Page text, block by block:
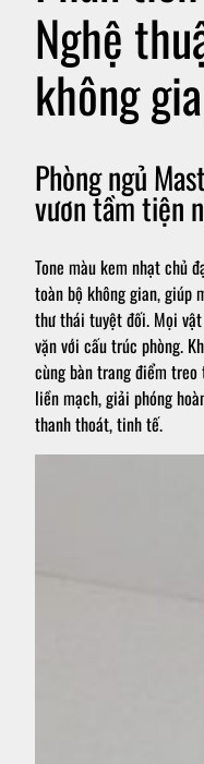
Nghệ
không
Phòng ngủ
vươn tầm tiện
Tone màu kem nhạt chủ
toàn bộ không gian, giúp
thư thái tuyệt đối. Mọi
vặn với cấu trúc phòng.
cùng bàn trang điểm
liền mạch, giải phóng
thanh thoát, tinh tế.